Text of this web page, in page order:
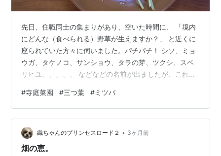
先日、住職同士の集まりがあり、空いた時間に、 「境内
にどんな（食べられる）野草が生えますか？」 と近くに
座られていた方々に伺いました。パチパチ！ シソ、ミョ
ウガ、タケノコ、サンショウ、タラの芽、ツクシ、スベ
リヒユ、、、、、 などなどの名前が出ましたが、これは
知らないですけど、毎年、生えてきます。和食にはもち
ろん、私はパスタやサラダにも使います。ありがたや～
え？ もしかして、よく似たヤバい植物、、、、、、では
無いですよね（＾＾；） ※食べきれないので、お声がけ
いただければ、いくらでもお分けいたします～
#寺庭菜園 #三つ葉 #ミツバ
織ちゃんのプリンセスロード２ • 3ヶ月前
畑の恵。